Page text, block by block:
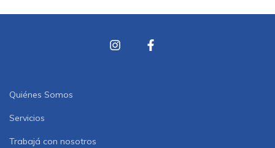
Quiénes Somos
Servicios
Trabajá con nosotros